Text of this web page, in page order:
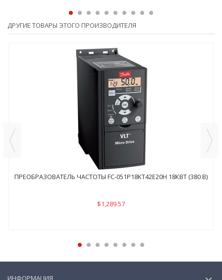
ДРУГИЕ ТОВАРЫ ЭТОГО ПРОИЗВОДИТЕЛЯ
ПРЕОБРАЗОВАТЕЛЬ ЧАСТОТЫ FC-051P18KТ42E20H 18КВТ (380 В)
$1,289.57
ИНФОРМАЦИЯ